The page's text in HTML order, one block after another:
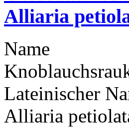
Alliaria
Name
Lateinischer
Alliaria